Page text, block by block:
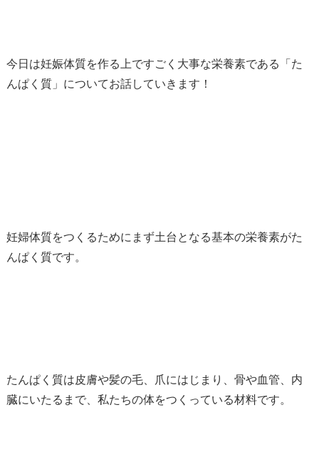
今日は妊娠体質を作る上ですごく大事な栄養素である「た
んぱく質」についてお話していきます！
妊婦体質をつくるためにまず土台となる基本の栄養素がた
んぱく質です。
たんぱく質は皮膚や髪の毛、爪にはじまり、骨や血管、内
臓にいたるまで、私たちの体をつくっている材料です。